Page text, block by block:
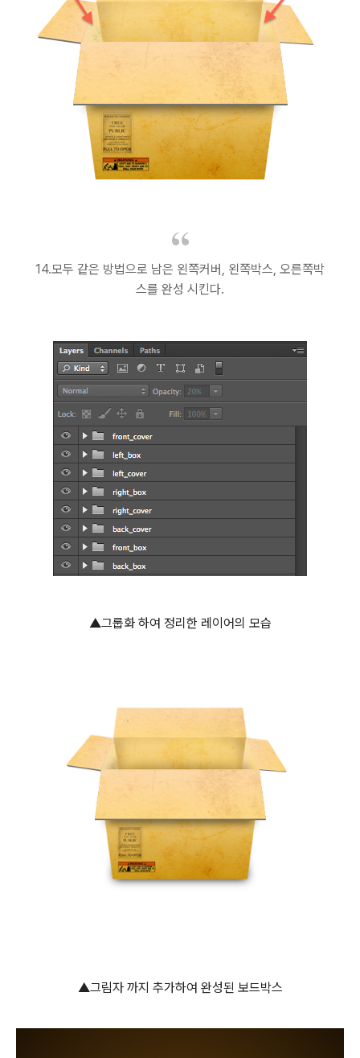
14.모두 같은 방법으로 남은 왼쪽커버, 왼쪽박스, 오른쪽박
스를 완성 시킨다.
▲그룹화 하여 정리한 레이어의 모습
▲그림자 까지 추가하여 완성된 보드박스